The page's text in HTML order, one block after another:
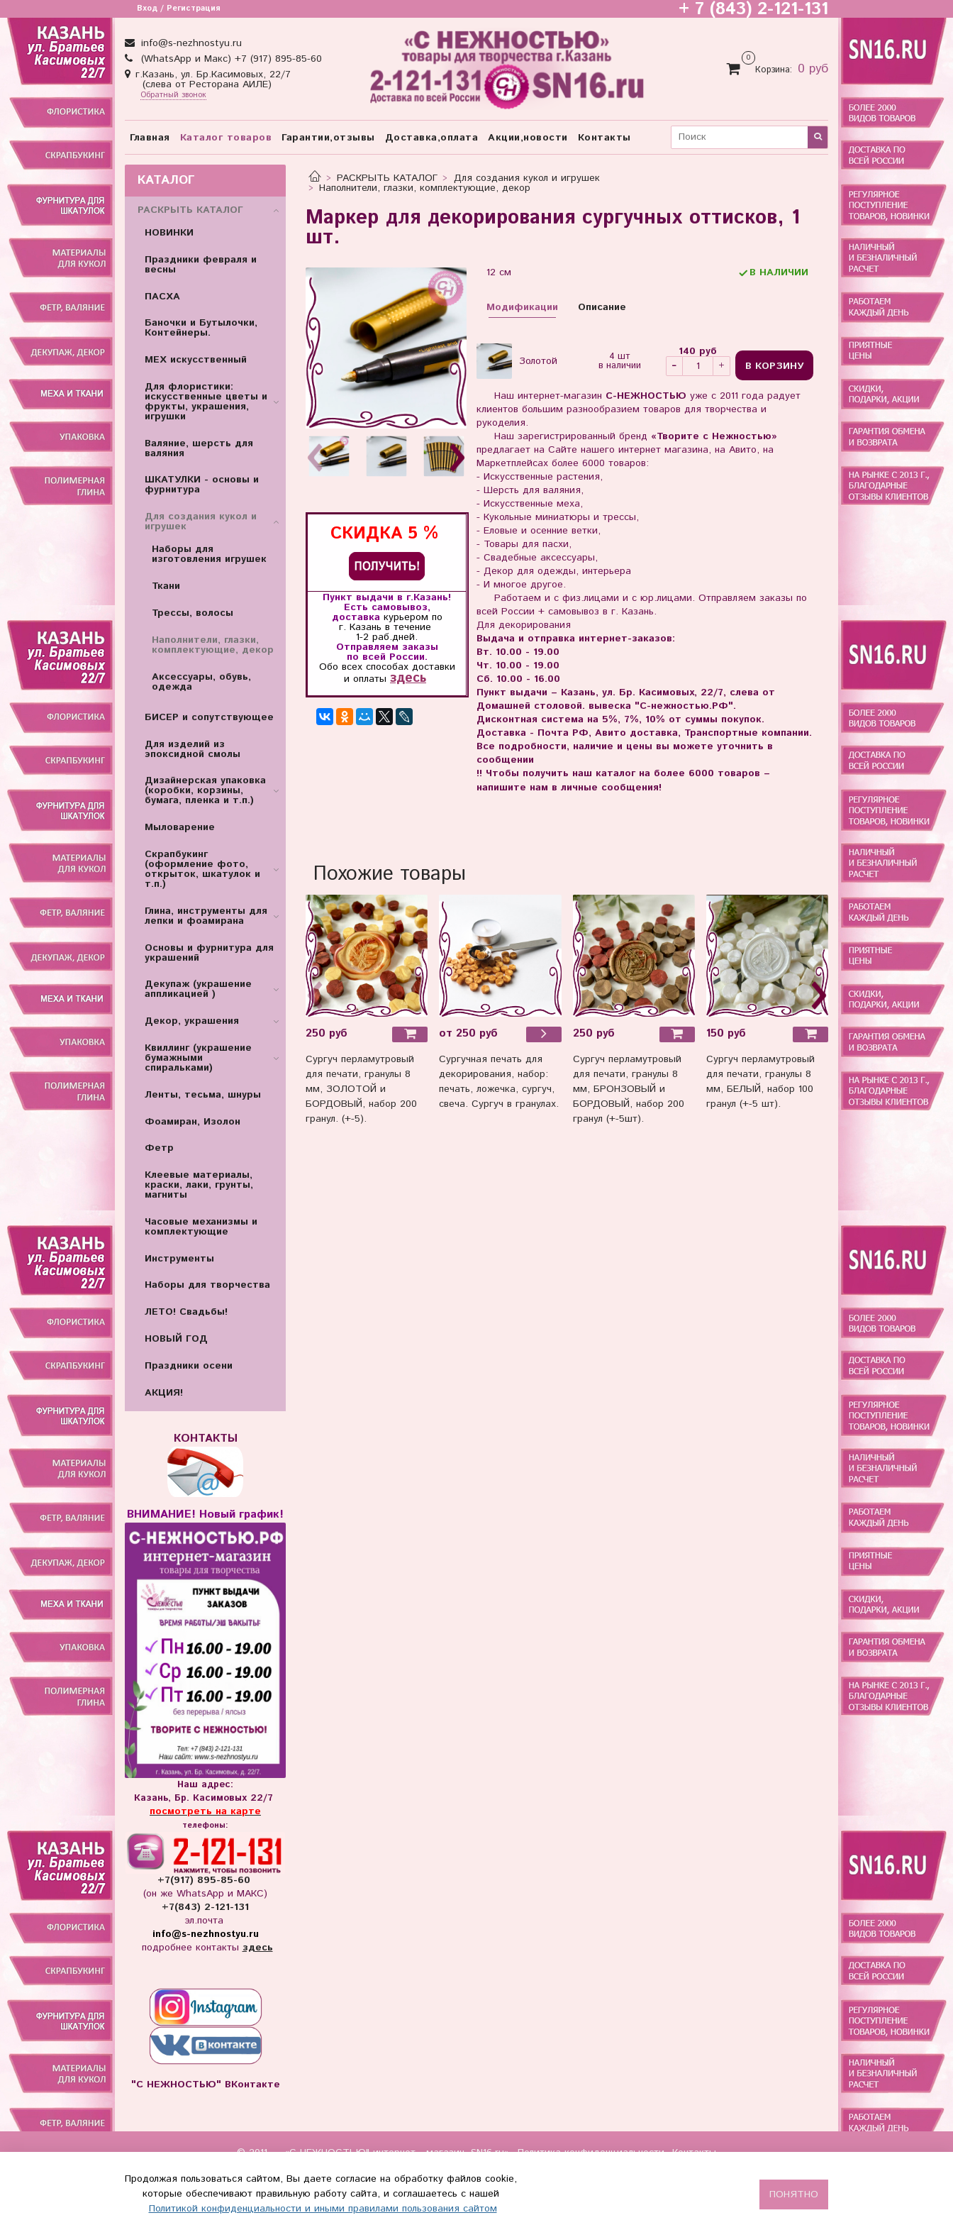
Вход / Регистрация + 7 (843) 2-121-131
info@s-nezhnostyu.ru
(WhatsApp и Макс) +7 (917) 895-85-60
г.Казань, ул. Бр.Касимовых, 22/7
(слева от Ресторана АИЛЕ)
Обратный звонок
0
Корзина: 0 руб
Главная Каталог товаров Гарантии,отзывы Доставка,оплата Акции,новости Контакты
РАСКРЫТЬ КАТАЛОГ Для создания кукол и игрушек
Наполнители, глазки, комплектующие, декор
Маркер для декорирования сургучных оттисков, 1
шт.
СКИДКА 5 %
Пункт выдачи в г.Казань!
Есть самовывоз,
доставка курьером по
г. Казань в течение
1-2 раб.дней.
Отправляем заказы
по всей России.
Обо всех способах доставки
и оплаты здесь
12 см В НАЛИЧИИ
Модификации
Золотой 4 шт
в наличии
140 руб
В КОРЗИНУ
Наш интернет-магазин С-НЕЖНОСТЬЮ уже с 2011 года радует
клиентов большим разнообразием товаров для творчества и
рукоделия.
Наш зарегистрированный бренд «Творите с Нежностью»
предлагает на Сайте нашего интернет магазина, на Авито, на
Маркетплейсах более 6000 товаров:
- Искусственные растения,
- Шерсть для валяния,
- Искусственные меха,
- Кукольные миниатюры и трессы,
- Еловые и осенние ветки,
- Товары для пасхи,
- Свадебные аксессуары,
- Декор для одежды, интерьера
- И многое другое.
Работаем и с физ.лицами и с юр.лицами. Отправляем заказы по
всей России + самовывоз в г. Казань.
Для декорирования
Выдача и отправка интернет-заказов:
Вт. 10.00 - 19.00
Чт. 10.00 - 19.00
Сб. 10.00 - 16.00
Пункт выдачи – Казань, ул. Бр. Касимовых, 22/7, слева от
Домашней столовой. вывеска "С-нежностью.РФ".
Дисконтная система на 5%, 7%, 10% от суммы покупок.
Доставка - Почта РФ, Авито доставка, Транспортные компании.
Все подробности, наличие и цены вы можете уточнить в
сообщении
!! Чтобы получить наш каталог на более 6000 товаров –
напишите нам в личные сообщения!
Описание
Похожие товары
250 руб
Сургуч перламутровый
для печати, гранулы 8
мм, ЗОЛОТОЙ и
БОРДОВЫЙ, набор 200
гранул. (+-5).
от 250 руб
Сургучная печать для
декорирования, набор:
печать, ложечка, сургуч,
свеча. Сургуч в гранулах.
250 руб
Сургуч перламутровый
для печати, гранулы 8
мм, БРОНЗОВЫЙ и
БОРДОВЫЙ, набор 200
гранул (+-5шт).
150 руб
Сургуч перламутровый
для печати, гранулы 8
мм, БЕЛЫЙ, набор 100
гранул (+-5 шт).
150 руб
Сургуч перламутровый
для печати, гранулы 8
мм, античный МИКС,
набор 100 гранул (+-
КАТАЛОГ
РАСКРЫТЬ КАТАЛОГ
НОВИНКИ
Праздники февраля и
весны
ПАСХА
Баночки и Бутылочки,
Контейнеры.
МЕХ искусственный
Для флористики:
искусственные цветы и
фрукты, украшения,
игрушки
Валяние, шерсть для
валяния
ШКАТУЛКИ - основы и
фурнитура
Для создания кукол и
игрушек
Наборы для
изготовления игрушек
Ткани
Трессы, волосы
Наполнители, глазки,
комплектующие, декор
Аксессуары, обувь,
одежда
БИСЕР и сопутствующее
Для изделий из
эпоксидной смолы
Дизайнерская упаковка
(коробки, корзины,
бумага, пленка и т.п.)
Мыловарение
Скрапбукинг
(оформление фото,
открыток, шкатулок и
т.п.)
Глина, инструменты для
лепки и фоамирана
Основы и фурнитура для
украшений
Декупаж (украшение
аппликацией )
Декор, украшения
Квиллинг (украшение
бумажными
спиральками)
Ленты, тесьма, шнуры
Фоамиран, Изолон
Фетр
Клеевые материалы,
краски, лаки, грунты,
магниты
Часовые механизмы и
комплектующие
Инструменты
Наборы для творчества
ЛЕТО! Свадьбы!
НОВЫЙ ГОД
Праздники осени
АКЦИЯ!
КОНТАКТЫ
ВНИМАНИЕ! Новый график!
Наш адрес:
Казань, Бр. Касимовых 22/7
посмотреть на карте
телефоны:
+7(917) 895-85-60
(он же WhatsApp и МАКС)
+7(843) 2-121-131
эл.почта
info@s-nezhnostyu.ru
подробнее контактыздесь
"С НЕЖНОСТЬЮ" ВКонтакте
© 2011 — «С НЕЖНОСТЬЮ" интернет - магазин, SN16.ru» Политика конфиденциальности Контакты
(WhatsApp и Макс) +7 (917) 895-85-60
info@s-nezhnostyu.ru
Сделано в InSales
Продолжая пользоваться сайтом, Вы даете согласие на обработку файлов cookie,
которые обеспечивают правильную работу сайта, и соглашаетесь с нашей
Политикой конфиденциальности и иными правилами пользования сайтом
ПОНЯТНО